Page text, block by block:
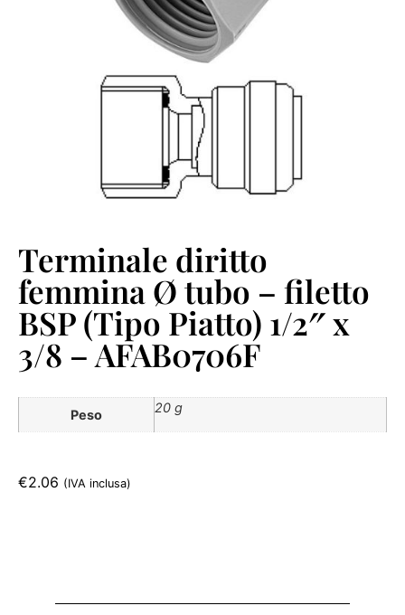
Terminale diritto
femmina Ø tubo – filetto
BSP (Tipo Piatto) 1/2″ x
3/8 – AFAB0706F
Peso 20 g
€2.06 (IVA inclusa)